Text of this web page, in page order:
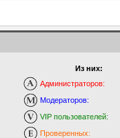
Из них:
Администраторов:
Модераторов:
VIP пользователей:
Проверенных: